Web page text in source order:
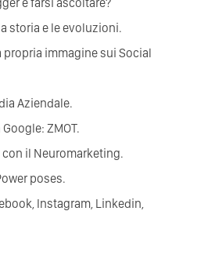
storia e le evoluzioni.
Aziendale.
ZMOT.
con il Neuromarketing.
poses.